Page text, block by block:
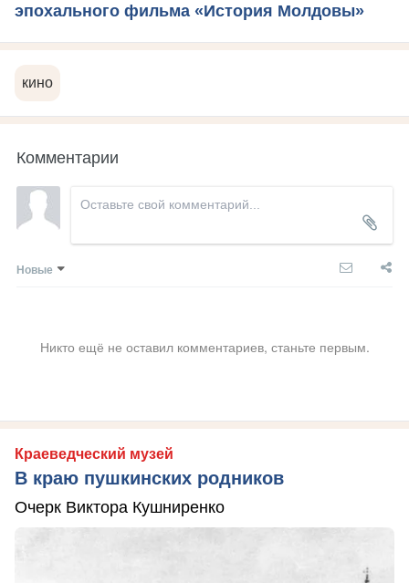
эпохального фильма «История Молдовы»
кино
Комментарии
Новые
Никто ещё не оставил комментариев, станьте первым.
Краеведческий музей
В краю пушкинских родников
Очерк Виктора Кушниренко